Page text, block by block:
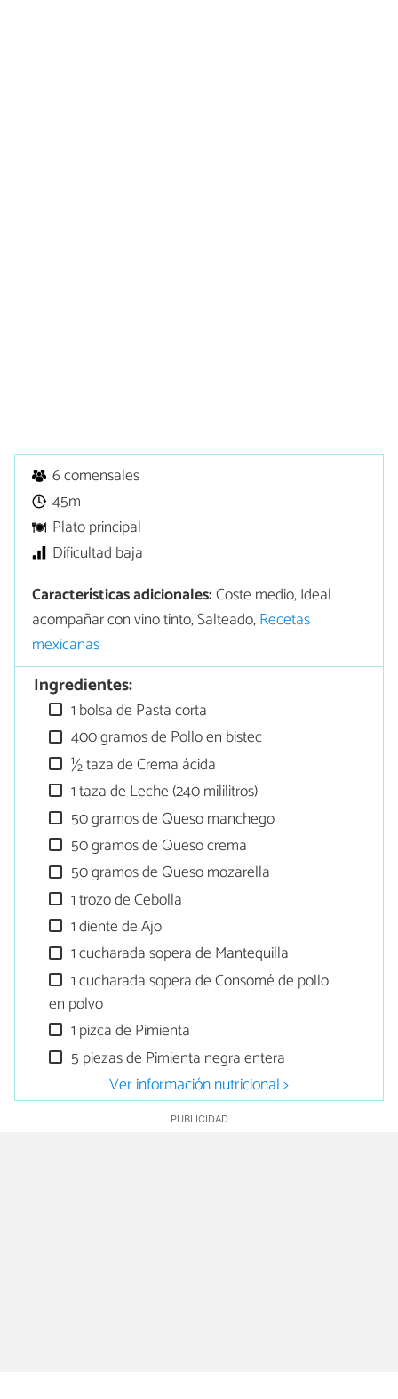
6 comensales
45m
Plato principal
Dificultad baja
Características adicionales:Coste medio, Ideal
acompañar con vino tinto, Salteado,Recetas
mexicanas
Ingredientes:
1 bolsa de Pasta corta
400 gramos de Pollo en bistec
½ taza de Crema ácida
1 taza de Leche (240 mililitros)
50 gramos de Queso manchego
50 gramos de Queso crema
50 gramos de Queso mozarella
1 trozo de Cebolla
1 diente de Ajo
1 cucharada sopera de Mantequilla
1 cucharada sopera de Consomé de pollo
en polvo
1 pizca de Pimienta
5 piezas de Pimienta negra entera
Ver información nutricional >